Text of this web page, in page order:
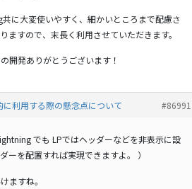
に大変使いやすく、細かいところまで配慮さ
ますので、末長く利用させていただきます。
開発ありがとうございます！
利用する際の懸念点について #86991
でも LPではヘッダーなどを非表示に設
ーを配置すれば実現できますよ。 ）
ますね。